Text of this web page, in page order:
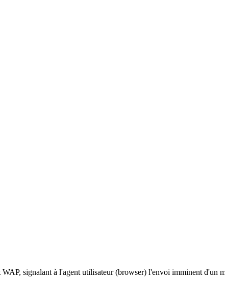
signalant à l'agent utilisateur (browser) l'envoi imminent